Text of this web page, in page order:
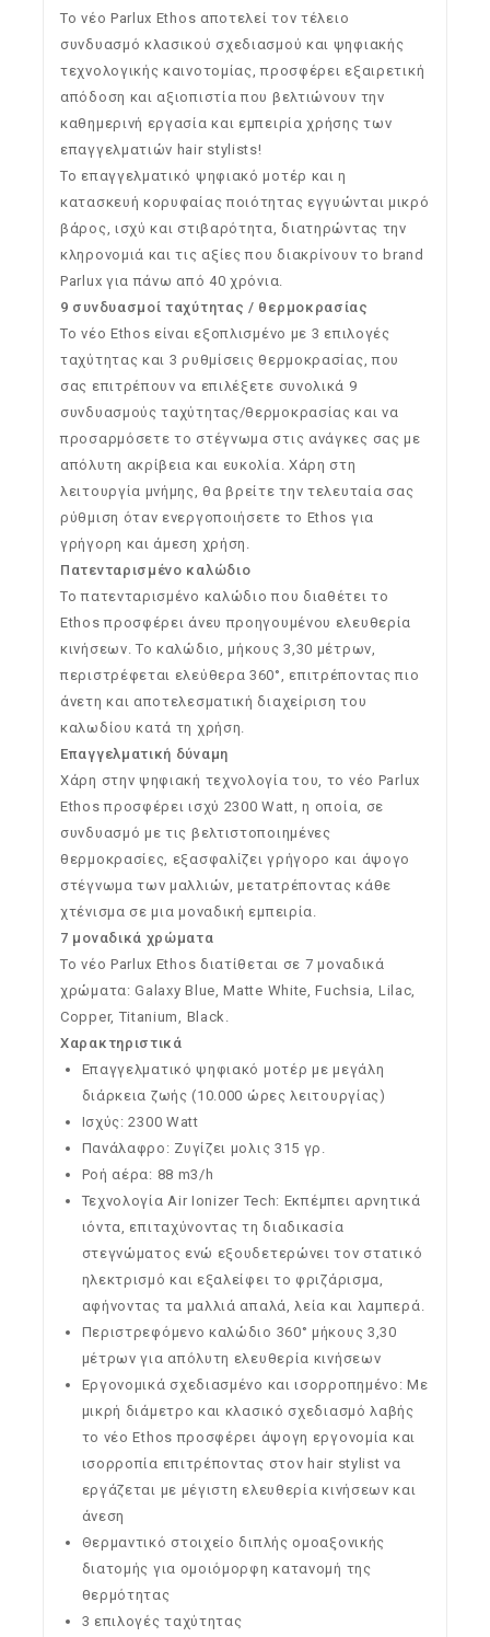
Το νέο Parlux Ethos αποτελεί τον τέλειο
συνδυασμό κλασικού σχεδιασμού και ψηφιακής
τεχνολογικής καινοτομίας, προσφέρει εξαιρετική
απόδοση και αξιοπιστία που βελτιώνουν την
καθημερινή εργασία και εμπειρία χρήσης των
επαγγελματιών hair stylists!
Το επαγγελματικό ψηφιακό μοτέρ και η
κατασκευή κορυφαίας ποιότητας εγγυώνται μικρό
βάρος, ισχύ και στιβαρότητα, διατηρώντας την
κληρονομιά και τις αξίες που διακρίνουν το brand
Parlux για πάνω από 40 χρόνια.
9 συνδυασμοί ταχύτητας / θερμοκρασίας
Το νέο Ethos είναι εξοπλισμένο με 3 επιλογές
ταχύτητας και 3 ρυθμίσεις θερμοκρασίας, που
σας επιτρέπουν να επιλέξετε συνολικά 9
συνδυασμούς ταχύτητας/θερμοκρασίας και να
προσαρμόσετε το στέγνωμα στις ανάγκες σας με
απόλυτη ακρίβεια και ευκολία. Χάρη στη
λειτουργία μνήμης, θα βρείτε την τελευταία σας
ρύθμιση όταν ενεργοποιήσετε το Ethos για
γρήγορη και άμεση χρήση.
Πατενταρισμένο καλώδιο
Το πατενταρισμένο καλώδιο που διαθέτει το
Ethos προσφέρει άνευ προηγουμένου ελευθερία
κινήσεων. Το καλώδιο, μήκους 3,30 μέτρων,
περιστρέφεται ελεύθερα 360°, επιτρέποντας πιο
άνετη και αποτελεσματική διαχείριση του
καλωδίου κατά τη χρήση.
Επαγγελματική δύναμη
Χάρη στην ψηφιακή τεχνολογία του, το νέο Parlux
Ethos προσφέρει ισχύ 2300 Watt, η οποία, σε
συνδυασμό με τις βελτιστοποιημένες
θερμοκρασίες, εξασφαλίζει γρήγορο και άψογο
στέγνωμα των μαλλιών, μετατρέποντας κάθε
χτένισμα σε μια μοναδική εμπειρία.
7 μοναδικά χρώματα
Το νέο Parlux Ethos διατίθεται σε 7 μοναδικά
χρώματα: Galaxy Blue, Matte White, Fuchsia, Lilac,
Copper, Titanium, Black.
Χαρακτηριστικά
Επαγγελματικό ψηφιακό μοτέρ με μεγάλη
διάρκεια ζωής (10.000 ώρες λειτουργίας)
Ισχύς: 2300 Watt
Πανάλαφρο: Ζυγίζει μολις 315 γρ.
Ροή αέρα: 88 m3/h
Τεχνολογία Air Ionizer Tech: Εκπέμπει αρνητικά
ιόντα, επιταχύνοντας τη διαδικασία
στεγνώματος ενώ εξουδετερώνει τον στατικό
ηλεκτρισμό και εξαλείφει το φριζάρισμα,
αφήνοντας τα μαλλιά απαλά, λεία και λαμπερά.
Περιστρεφόμενο καλώδιο 360° μήκους 3,30
μέτρων για απόλυτη ελευθερία κινήσεων
Εργονομικά σχεδιασμένο και ισορροπημένο: Με
μικρή διάμετρο και κλασικό σχεδιασμό λαβής
το νέο Ethos προσφέρει άψογη εργονομία και
ισορροπία επιτρέποντας στον hair stylist να
εργάζεται με μέγιστη ελευθερία κινήσεων και
άνεση
Θερμαντικό στοιχείο διπλής ομοαξονικής
διατομής για ομοιόμορφη κατανομή της
θερμότητας
3 επιλογές ταχύτητας